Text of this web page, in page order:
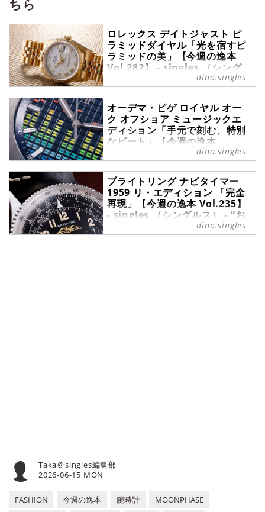
ちら
ロレックス デイトジャスト ピ
ラミッドダイヤル「光を宿すピ
ラミッドの美」【今週の逸本
Vol.282】 - singles （シング
ルス） - “おひとりさま”にフォ
ーカスした情報サイト
フォーマルからインフォーマルま
で、自身のこだわりを移す鏡として
選ばれる腕時計の数々。ここではブ
ランド腕時計専門店・MOON
PHASE（ムーンフェイズ）が最新モ
なおひとりさまの腕を飾るに相応し
い珠玉の1本をセレクト。今回は、
ロレックスのデイトジャストから、
独特な仕上げが際立つ『ロレックス
デイトジャスト ピラミッドダイヤ
ル』をご紹介しよう。
dino.singles
オーデマ・ピゲ ロイヤル オー
ク オフショア ミュージックエ
ディション「手元で刻む、特別
なビート」【今週の逸本
Vol.320】 - singles （シング
ルス） - “おひとりさま”にフォ
ーカスした情報サイト
今週の逸本｜オーデマ・ピゲ ロイヤ
ル オーク オフショア ミュージック
エディション。印象的なダイヤルが
魅力の最新モデルを、ブランド腕時
計専門店がセレクト。
dino.singles
ブライトリング ナビタイマー
1959 リ・エディション 「完全
再現」【今週の逸本 Vol.235】
- singles （シングルス） - “お
ひとりさま”にフォーカスした情
報サイト
dino.singles
2026-06-15 MON
Taka＠singles編集部
FASHION 今週の逸本 腕時計
MOONPHASE